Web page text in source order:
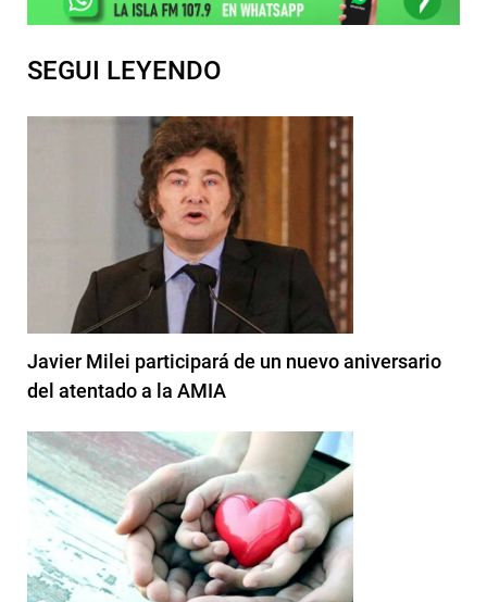
SEGUI LEYENDO
Javier Milei participará de un nuevo aniversario
del atentado a la AMIA